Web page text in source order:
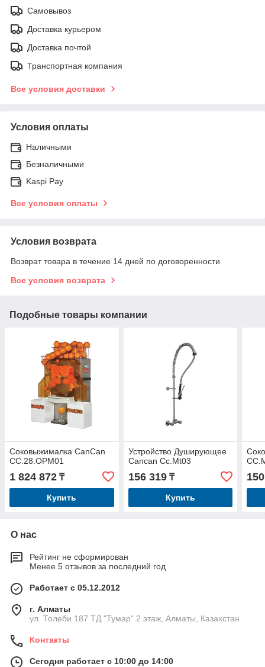
Самовывоз
Доставка курьером
Доставка почтой
Транспортная компания
Все условия доставки
Условия оплаты
Наличными
Безналичными
Kaspi Pay
Все условия оплаты
Условия возврата
Возврат товара в течение 14 дней по договоренности
Все условия возврата
Подобные товары компании
Соковыжималка CanCan
СС.28.OPM01
1 824 872 ₸
Купить
Устройство Душирующее
Cancan Cc.Mt03
156 319₸
Купить
О нас
Рейтинг не сформирован
Менее 5 отзывов за последний год
Работает с 05.12.2012
г. Алматы
ул. Толеби 187 ТД "Тумар" 2 этаж, Алматы, Казахстан
Контакты
Сегодня работает с 10:00 до 14:00